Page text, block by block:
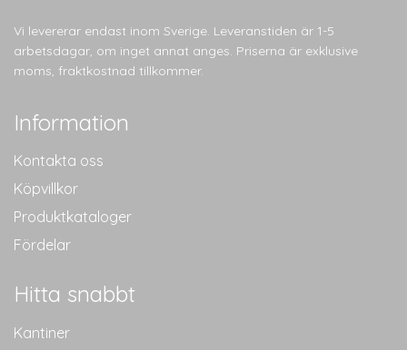
olika
alternativen
kan
Vi levererar endast inom Sverige. Leveranstiden är 1-5
arbetsdagar, om inget annat anges. Priserna är exklusive
moms, fraktkostnad tillkommer.
Information
Kontakta oss
Köpvillkor
Produktkataloger
Fördelar
Hitta snabbt
Kantiner